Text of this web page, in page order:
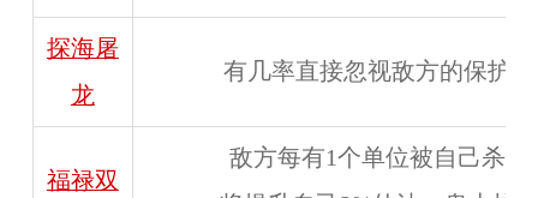
探海屠
龙
有几率直接忽视敌方的保护
福禄双
敌方每有1个单位被自己杀死